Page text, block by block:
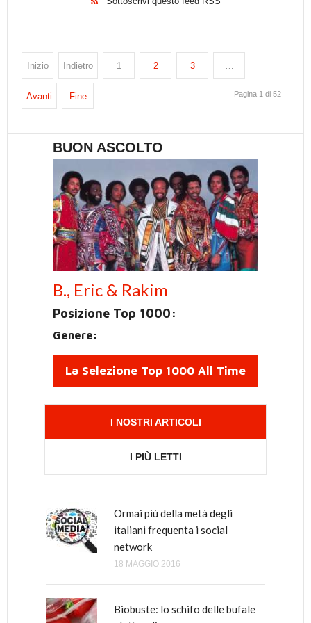
Inizio Indietro 1 2 3 …
Avanti Fine Pagina 1 di 52
BUON ASCOLTO
B., Eric & Rakim
Posizione Top 1000:
Genere:
La Selezione Top 1000 All Time
I NOSTRI ARTICOLI
I PIÙ LETTI
Ormai più della metà degli
italiani frequenta i social
network
18 MAGGIO 2016
Biobuste: lo schifo delle bufale
Come è nato tutto questo odio
verso Renzi, il Malaussène
italiano?
8 GIUGNO 2018
Perché Renzi è di sinistra e